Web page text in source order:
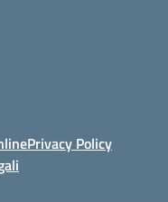
Privacy Policy